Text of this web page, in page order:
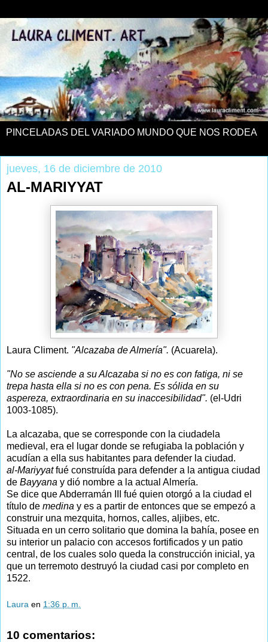
PINCELADAS DEL VARIADO MUNDO QUE NOS RODEA
jueves, 16 de diciembre de 2010
AL-MARIYYAT
Laura Climent. "Alcazaba de Almería". (Acuarela).
"No se asciende a su Alcazaba si no es con fatiga, ni se
trepa hasta ella si no es con pena. Es sólida en su
aspereza, extraordinaria en su inaccesibilidad". (el-Udri
1003-1085).
La alcazaba, que se corresponde con la ciudadela
medieval, era el lugar donde se refugiaba la población y
acudían a ella sus habitantes para defender la ciudad.
al-Mariyyatfué construída para defender a la antigua ciudad
de Bayyana y dió nombre a la actual Almería.
Se dice que Abderramán III fué quien otorgó a la ciudad el
título de medina y es a partir de entonces que se empezó a
construir una mezquita, hornos, calles, aljibes, etc.
Situada en un cerro solitario que domina la bahía, posee en
su interior un palacio con accesos fortificados y un patio
central, de los cuales solo queda la construcción inicial, ya
que un terremoto destruyó la ciudad casi por completo en
1522.
Laura en 1:36 p. m.
10 comentarios: